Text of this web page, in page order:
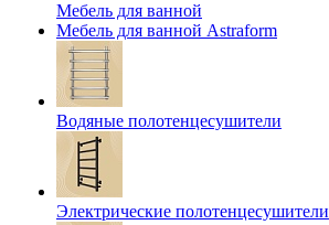
Мебель для ванной
Мебель для ванной Astraform
Водяные полотенцесушители
Электрические полотенцесушители